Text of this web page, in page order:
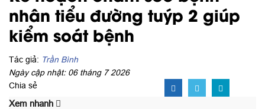
nhân tiểu đường tuýp 2 giúp
kiểm soát bệnh
Tác giả: Trần Bình
Ngày cập nhật: 06 tháng 7 2026
Chia sẻ
Xem nhanh